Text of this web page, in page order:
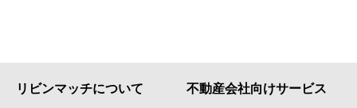
リビンマッチについて 不動産会社向けサービス